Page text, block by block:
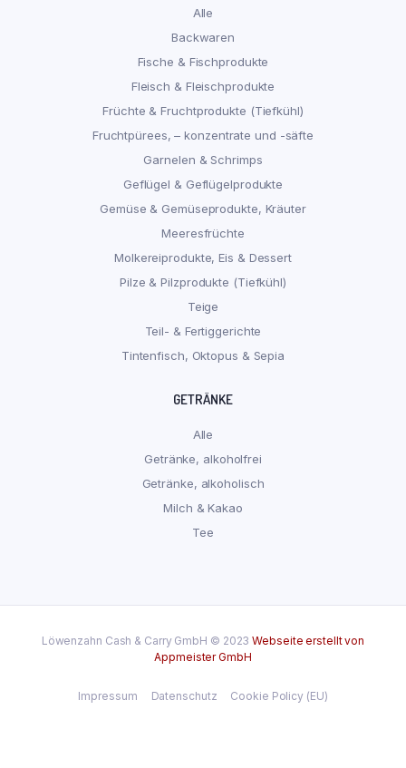
Alle
Backwaren
Fische & Fischprodukte
Fleisch & Fleischprodukte
Früchte & Fruchtprodukte (Tiefkühl)
Fruchtpürees, – konzentrate und -säfte
Garnelen & Schrimps
Geflügel & Geflügelprodukte
Gemüse & Gemüseprodukte, Kräuter
Meeresfrüchte
Molkereiprodukte, Eis & Dessert
Pilze & Pilzprodukte (Tiefkühl)
Teige
Teil- & Fertiggerichte
Tintenfisch, Oktopus & Sepia
GETRÄNKE
Alle
Getränke, alkoholfrei
Getränke, alkoholisch
Milch & Kakao
Tee
Löwenzahn Cash & Carry GmbH © 2023Webseite erstellt von
Appmeister GmbH
Impressum Datenschutz Cookie Policy (EU)